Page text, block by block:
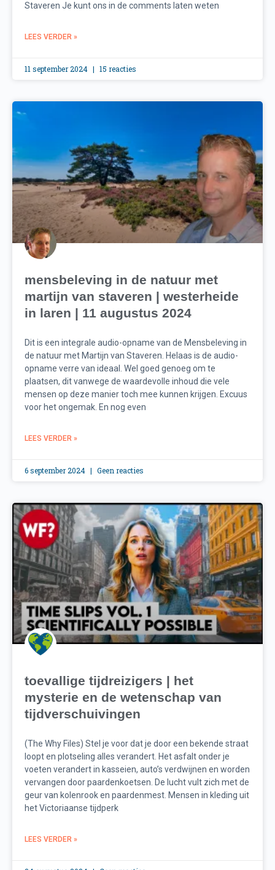
Staveren Je kunt ons in de comments laten weten
LEES VERDER »
11 september 2024 15 reacties
mensbeleving in de natuur met
martijn van staveren | westerheide
in laren | 11 augustus 2024
Dit is een integrale audio-opname van de Mensbeleving in
de natuur met Martijn van Staveren. Helaas is de audio-
opname verre van ideaal. Wel goed genoeg om te
plaatsen, dit vanwege de waardevolle inhoud die vele
mensen op deze manier toch mee kunnen krijgen. Excuus
voor het ongemak. En nog even
LEES VERDER »
6 september 2024 Geen reacties
toevallige tijdreizigers | het
mysterie en de wetenschap van
tijdverschuivingen
(The Why Files) Stel je voor dat je door een bekende straat
loopt en plotseling alles verandert. Het asfalt onder je
voeten verandert in kasseien, auto’s verdwijnen en worden
vervangen door paardenkoetsen. De lucht vult zich met de
geur van kolenrook en paardenmest. Mensen in kleding uit
het Victoriaanse tijdperk
LEES VERDER »